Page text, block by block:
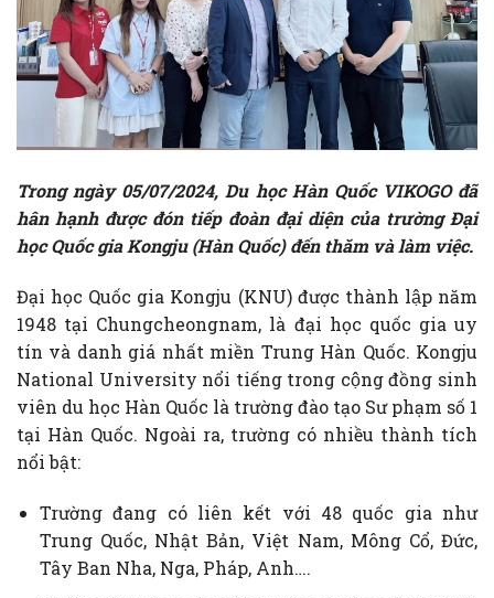
Trong ngày 05/07/2024, Du học Hàn Quốc VIKOGO đã
hân hạnh được đón tiếp đoàn đại diện của trường Đại
học Quốc gia Kongju (Hàn Quốc) đến thăm và làm việc.
Đại học Quốc gia Kongju (KNU) được thành lập năm
1948 tại Chungcheongnam, là đại học quốc gia uy
tín và danh giá nhất miền Trung Hàn Quốc. Kongju
National University nổi tiếng trong cộng đồng sinh
viên du học Hàn Quốc là trường đào tạo Sư phạm số 1
tại Hàn Quốc. Ngoài ra, trường có nhiều thành tích
nổi bật:
Trường đang có liên kết với 48 quốc gia như
Trung Quốc, Nhật Bản, Việt Nam, Mông Cổ, Đức,
Tây Ban Nha, Nga, Pháp, Anh….